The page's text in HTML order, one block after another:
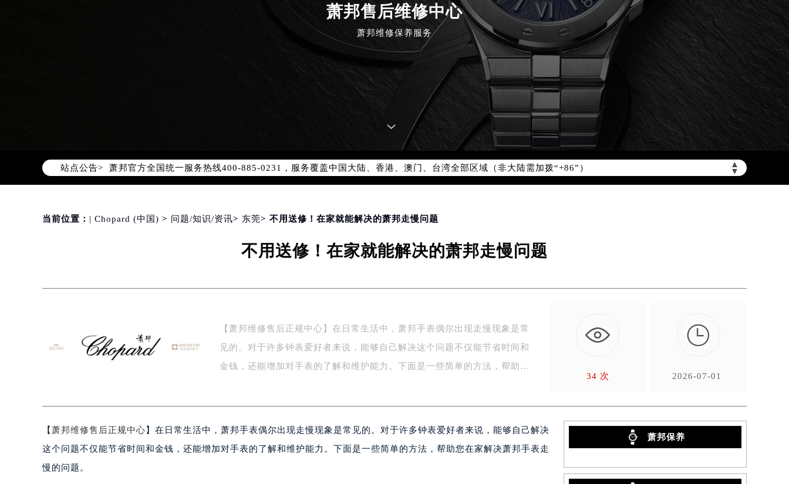
萧邦售后维修中心
萧邦维修保养服务
站点公告> ▲
▼
2026年8月萧邦全国官方售后客户服务热线：400-885-0231
萧邦官方全国统一服务热线400-885-0231，服务覆盖中国大陆、香港、澳门、台湾全部区域（非大陆需加拨“+86”）
2026年8月萧邦售后服务中心最新网点地址：
北京市东城区东长安街1号东方广场写字楼W3座6层602室（需提前预约）
上海市徐汇区虹桥路3号港汇中心写字楼2座37层3705室（需提前预约）
扬州市邗江区国展路29号星耀天地写字楼1号楼18层1803室（需提前预约）
盐城市盐都区世纪大道5号盐城金融城写字楼1号楼16层1604室（需提前预约）
泰州市海陵区永定东路399号置地商务中心东塔写字楼（华润万象城）17层1706室（需提前预约）
绍兴市越城区胜利东路379号世茂天际中心写字楼8层805室（需提前预约）
嘉兴市南湖区广益路705号嘉兴世界贸易中心写字楼A座13层1304室（需提前预约）
当前位置： | Chopard (中国) > 问题/知识/资讯> 东莞> 不用送修！在家就能解决的萧邦走慢问题
不用送修！在家就能解决的萧邦走慢问题
【萧邦维修售后正规中心】在日常生活中，萧邦手表偶尔出现走慢现象是常
见的。对于许多钟表爱好者来说，能够自己解决这个问题不仅能节省时间和
金钱，还能增加对手表的了解和维护能力。下面是一些简单的方法，帮助
34 次

2026-07-01
【萧邦维修售后正规中心】在日常生活中，萧邦手表偶尔出现走慢现象是常见的。对于许多钟表爱好者来说，能够自己解决
这个问题不仅能节省时间和金钱，还能增加对手表的了解和维护能力。下面是一些简单的方法，帮助您在家解决萧邦手表走
慢的问题。
萧邦保养